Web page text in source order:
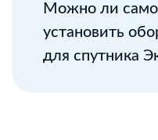
Можно ли
установить
для спутника